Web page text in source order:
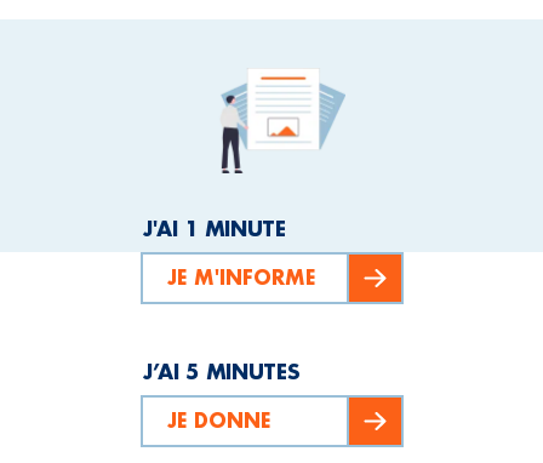
J'AI 1 MINUTE
JE M'INFORME
J’AI 5 MINUTES
JE DONNE